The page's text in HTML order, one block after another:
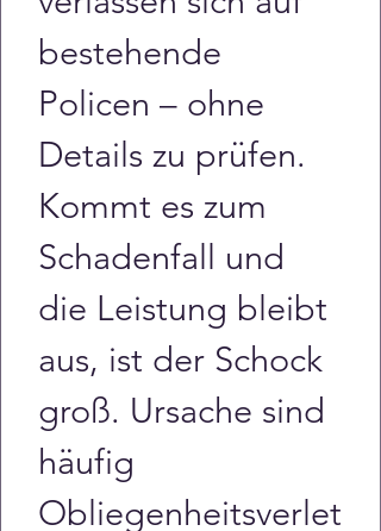
bestehende
Policen – ohne
Details zu prüfen.
Kommt es zum
Schadenfall und
die Leistung bleibt
aus, ist der Schock
groß. Ursache sind
häufig
Obliegenheitsverlet